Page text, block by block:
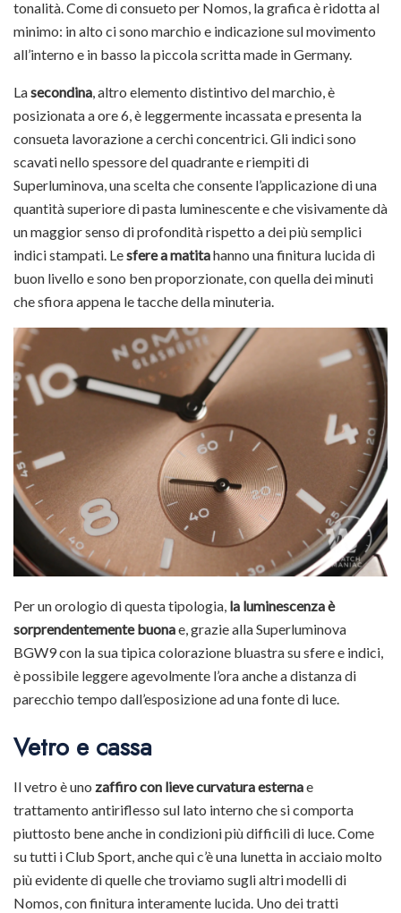
tonalità. Come di consueto per Nomos, la grafica è ridotta al
minimo: in alto ci sono marchio e indicazione sul movimento
all’interno e in basso la piccola scritta made in Germany.
Lasecondina , altro elemento distintivo del marchio, è
posizionata a ore 6, è leggermente incassata e presenta la
consueta lavorazione a cerchi concentrici. Gli indici sono
scavati nello spessore del quadrante e riempiti di
Superluminova, una scelta che consente l’applicazione di una
quantità superiore di pasta luminescente e che visivamente dà
un maggior senso di profondità rispetto a dei più semplici
indici stampati. Lesfere a matitahanno una finitura lucida di
buon livello e sono ben proporzionate, con quella dei minuti
che sfiora appena le tacche della minuteria.
Per un orologio di questa tipologia, la luminescenza è
sorprendentemente buonae, grazie alla Superluminova
BGW9 con la sua tipica colorazione bluastra su sfere e indici,
è possibile leggere agevolmente l’ora anche a distanza di
parecchio tempo dall’esposizione ad una fonte di luce.
Vetro e cassa
Il vetro è uno zaffiro con lieve curvatura esternae
trattamento antiriflesso sul lato interno che si comporta
piuttosto bene anche in condizioni più difficili di luce. Come
su tutti i Club Sport, anche qui c’è una lunetta in acciaio molto
più evidente di quelle che troviamo sugli altri modelli di
Nomos, con finitura interamente lucida. Uno dei tratti